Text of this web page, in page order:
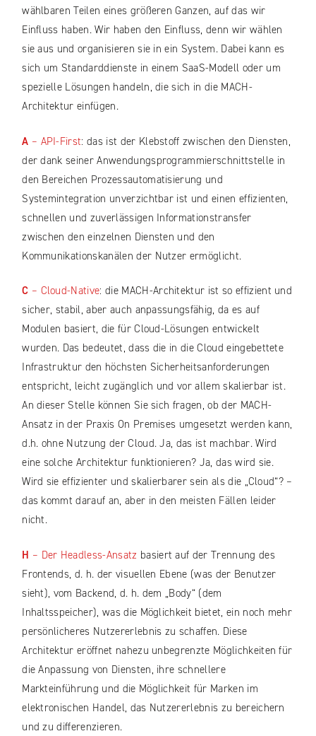
wählbaren Teilen eines größeren Ganzen, auf das wir
Einfluss haben. Wir haben den Einfluss, denn wir wählen
sie aus und organisieren sie in ein System. Dabei kann es
sich um Standarddienste in einem SaaS-Modell oder um
spezielle Lösungen handeln, die sich in die MACH-
Architektur einfügen.
A – API-First: das ist der Klebstoff zwischen den Diensten,
der dank seiner Anwendungsprogrammierschnittstelle in
den Bereichen Prozessautomatisierung und
Systemintegration unverzichtbar ist und einen effizienten,
schnellen und zuverlässigen Informationstransfer
zwischen den einzelnen Diensten und den
Kommunikationskanälen der Nutzer ermöglicht.
C – Cloud-Native: die MACH-Architektur ist so effizient und
sicher, stabil, aber auch anpassungsfähig, da es auf
Modulen basiert, die für Cloud-Lösungen entwickelt
wurden. Das bedeutet, dass die in die Cloud eingebettete
Infrastruktur den höchsten Sicherheitsanforderungen
entspricht, leicht zugänglich und vor allem skalierbar ist.
An dieser Stelle können Sie sich fragen, ob der MACH-
Ansatz in der Praxis On Premises umgesetzt werden kann,
d.h. ohne Nutzung der Cloud. Ja, das ist machbar. Wird
eine solche Architektur funktionieren? Ja, das wird sie.
Wird sie effizienter und skalierbarer sein als die „Cloud“? –
das kommt darauf an, aber in den meisten Fällen leider
nicht.
H – Der Headless-Ansatz basiert auf der Trennung des
Frontends, d. h. der visuellen Ebene (was der Benutzer
sieht), vom Backend, d. h. dem „Body“ (dem
Inhaltsspeicher), was die Möglichkeit bietet, ein noch mehr
persönlicheres Nutzererlebnis zu schaffen. Diese
Architektur eröffnet nahezu unbegrenzte Möglichkeiten für
die Anpassung von Diensten, ihre schnellere
Markteinführung und die Möglichkeit für Marken im
elektronischen Handel, das Nutzererlebnis zu bereichern
und zu differenzieren.